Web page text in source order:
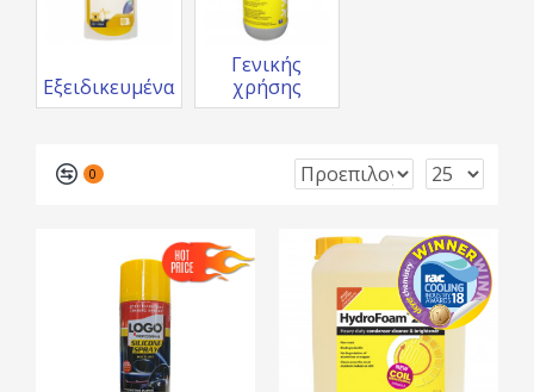
Εξειδικευμένα
Γενικής
χρήσης
0